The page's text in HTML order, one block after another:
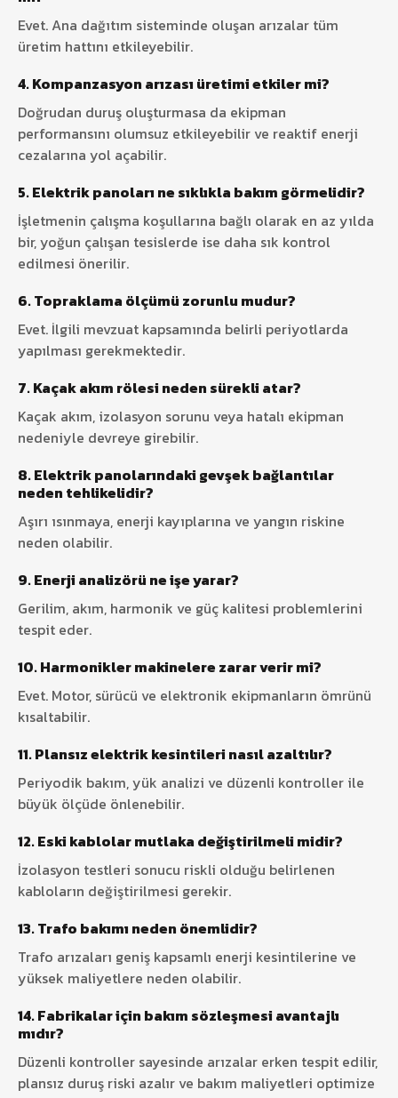
Evet. Ana dağıtım sisteminde oluşan arızalar tüm
üretim hattını etkileyebilir.
4. Kompanzasyon arızası üretimi etkiler mi?
Doğrudan duruş oluşturmasa da ekipman
performansını olumsuz etkileyebilir ve reaktif enerji
cezalarına yol açabilir.
5. Elektrik panoları ne sıklıkla bakım görmelidir?
İşletmenin çalışma koşullarına bağlı olarak en az yılda
bir, yoğun çalışan tesislerde ise daha sık kontrol
edilmesi önerilir.
6. Topraklama ölçümü zorunlu mudur?
Evet. İlgili mevzuat kapsamında belirli periyotlarda
yapılması gerekmektedir.
7. Kaçak akım rölesi neden sürekli atar?
Kaçak akım, izolasyon sorunu veya hatalı ekipman
nedeniyle devreye girebilir.
8. Elektrik panolarındaki gevşek bağlantılar
neden tehlikelidir?
Aşırı ısınmaya, enerji kayıplarına ve yangın riskine
neden olabilir.
9. Enerji analizörü ne işe yarar?
Gerilim, akım, harmonik ve güç kalitesi problemlerini
tespit eder.
10. Harmonikler makinelere zarar verir mi?
Evet. Motor, sürücü ve elektronik ekipmanların ömrünü
kısaltabilir.
11. Plansız elektrik kesintileri nasıl azaltılır?
Periyodik bakım, yük analizi ve düzenli kontroller ile
büyük ölçüde önlenebilir.
12. Eski kablolar mutlaka değiştirilmeli midir?
İzolasyon testleri sonucu riskli olduğu belirlenen
kabloların değiştirilmesi gerekir.
13. Trafo bakımı neden önemlidir?
Trafo arızaları geniş kapsamlı enerji kesintilerine ve
yüksek maliyetlere neden olabilir.
14. Fabrikalar için bakım sözleşmesi avantajlı
mıdır?
Düzenli kontroller sayesinde arızalar erken tespit edilir,
plansız duruş riski azalır ve bakım maliyetleri optimize